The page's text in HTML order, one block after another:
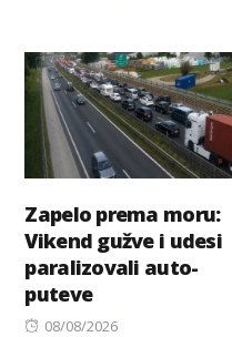
Zapelo prema moru:
Vikend gužve i udesi
paralizovali auto-
puteve
Posted
08/08/2026